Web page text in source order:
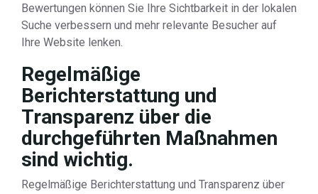
Bewertungen können Sie Ihre Sichtbarkeit in der lokalen
Suche verbessern und mehr relevante Besucher auf
Ihre Website lenken.
Regelmäßige
Berichterstattung und
Transparenz über die
durchgeführten Maßnahmen
sind wichtig.
Regelmäßige Berichterstattung und Transparenz über